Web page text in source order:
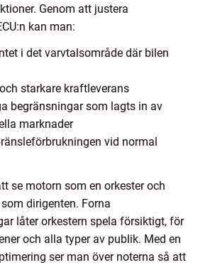
Genom att justera
kan man:
i det varvtalsområde där bilen
starkare kraftleverans
begränsningar som lagts in av
marknader
vid normal
se motorn som en orkester och
dirigenten. Forna
låter orkestern spela försiktigt, för
och alla typer av publik. Med en
ser man över noterna så att